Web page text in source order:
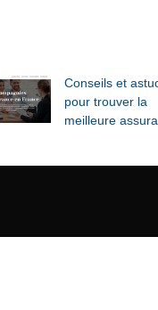
Conseils et
pour trouver la
meilleure